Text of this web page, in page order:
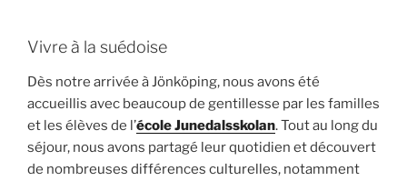
Vivre à la suédoise
Dès notre arrivée à Jönköping, nous avons été
accueillis avec beaucoup de gentillesse par les familles
et les élèves de l’école Junedalsskolan. Tout au long du
séjour, nous avons partagé leur quotidien et découvert
de nombreuses différences culturelles, notamment